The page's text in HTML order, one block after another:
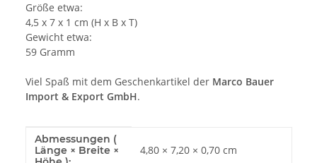
Größe etwa:
4,5 x 7 x 1 cm (H x B x T)
Gewicht etwa:
59 Gramm
Viel Spaß mit dem Geschenkartikel der Marco Bauer
Import & Export GmbH.
Produkteigenschaft
Wert
Abmessungen (
Länge × Breite ×
4,80 × 7,20 × 0,70 cm